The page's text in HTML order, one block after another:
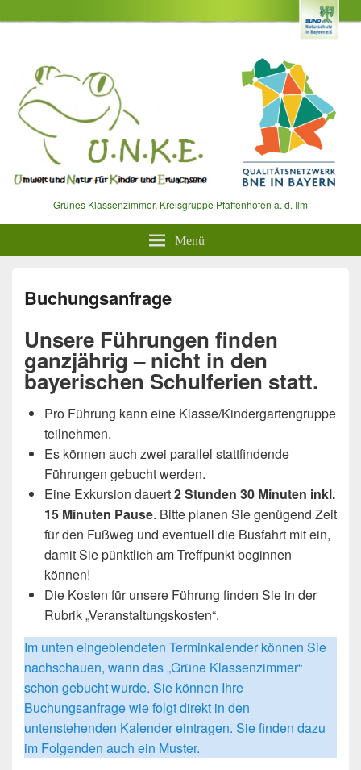
Grünes Klassenzimmer, Kreisgruppe Pfaffenhofen a. d. Ilm
Menü
Buchungsanfrage
Unsere Führungen finden
ganzjährig – nicht in den
bayerischen Schulferien statt.
Pro Führung kann eine Klasse/Kindergartengruppe
teilnehmen.
Es können auch zwei parallel stattfindende
Führungen gebucht werden.
Eine Exkursion dauert2 Stunden 30 Minuten inkl.
15 Minuten Pause. Bitte planen Sie genügend Zeit
für den Fußweg und eventuell die Busfahrt mit ein,
damit Sie pünktlich am Treffpunkt beginnen
können!
Die Kosten für unsere Führung finden Sie in der
Rubrik „Veranstaltungskosten“.
Im unten eingeblendeten Terminkalender können Sie
nachschauen, wann das „Grüne Klassenzimmer“
schon gebucht wurde. Sie können Ihre
Buchungsanfrage wie folgt direkt in den
untenstehenden Kalender eintragen. Sie finden dazu
im Folgenden auch ein Muster.